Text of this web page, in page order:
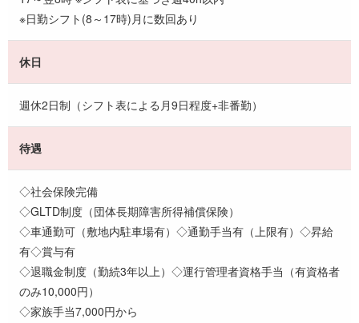
※日勤シフト(8～17時)月に数回あり
休日
週休2日制（シフト表による月9日程度+非番勤）
待遇
◇社会保険完備
◇GLTD制度（団体長期障害所得補償保険）
◇車通勤可（敷地内駐車場有）◇通勤手当有（上限有）◇昇給
有◇賞与有
◇退職金制度（勤続3年以上）◇運行管理者資格手当（有資格者
のみ10,000円）
◇家族手当7,000円から